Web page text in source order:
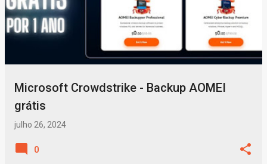
Microsoft Crowdstrike - Backup AOMEI
grátis
julho 26, 2024
0